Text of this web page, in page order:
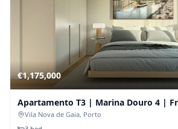
€1,175,000
Apartamento T3 | Marina Douro 4 |
Vila Nova de Gaia, Porto